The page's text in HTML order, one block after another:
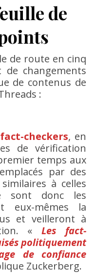
de
de route en cinq
changements
de contenus de
:
checkers, en
de vérification
temps aux
par des
à celles
sont donc les
eux-mêmes la
et veilleront à
«Les fact-
politiquement
de confiance
Zuckerberg.